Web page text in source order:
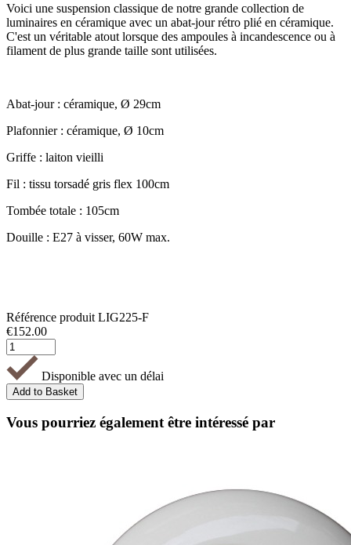
Voici une suspension classique de notre grande collection de
luminaires en céramique avec un abat-jour rétro plié en céramique.
C'est un véritable atout lorsque des ampoules à incandescence ou à
filament de plus grande taille sont utilisées.
Abat-jour : céramique, Ø 29cm
Plafonnier : céramique, Ø 10cm
Griffe : laiton vieilli
Fil : tissu torsadé gris flex 100cm
Tombée totale : 105cm
Douille : E27 à visser, 60W max.
Référence produit LIG225-F
€152.00
Disponible avec un délai
Vous pourriez également être intéressé par